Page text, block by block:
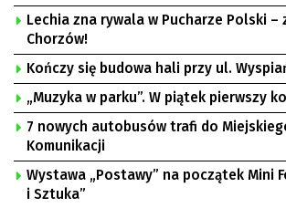
Lechia zna rywala w Pucharze Polski –
Chorzów!
Kończy się budowa hali przy ul.
„Muzyka w parku”. W piątek pierwszy
7 nowych autobusów trafi do
Komunikacji
Wystawa „Postawy” na początek Mini
i Sztuka”